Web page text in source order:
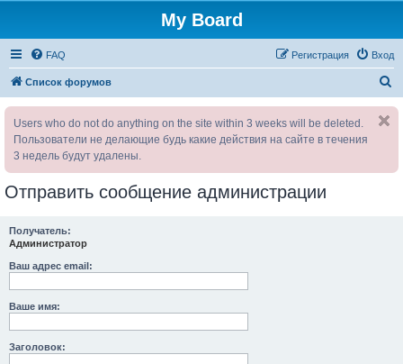
My Board
FAQ Вход
Регистрация
Список форумов
Users who do not do anything on the site within 3 weeks will be deleted.
Пользователи не делающие будь какие действия на сайте в течения
3 недель будут удалены.
Отправить сообщение администрации
Получатель:
Администратор
Ваш адрес email:
Ваше имя:
Заголовок: